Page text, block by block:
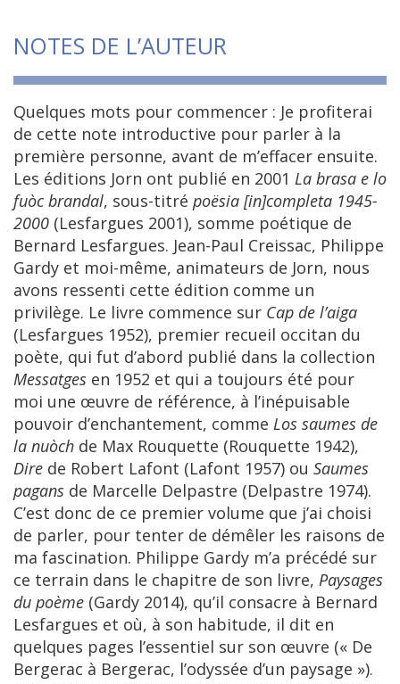
NOTES DE L’AUTEUR
Quelques mots pour commencer : Je profiterai
de cette note introductive pour parler à la
première personne, avant de m’effacer ensuite.
Les éditions Jorn ont publié en 2001 La brasa e lo
fuòc brandal, sous-titré poësia [in]completa 1945-
2000 (Lesfargues 2001), somme poétique de
Bernard Lesfargues. Jean-Paul Creissac, Philippe
Gardy et moi-même, animateurs de Jorn, nous
avons ressenti cette édition comme un
privilège. Le livre commence sur Cap de l’aiga
(Lesfargues 1952), premier recueil occitan du
poète, qui fut d’abord publié dans la collection
Messatges en 1952 et qui a toujours été pour
moi une œuvre de référence, à l’inépuisable
pouvoir d’enchantement, comme Los saumes de
la nuòch de Max Rouquette (Rouquette 1942),
Dire de Robert Lafont (Lafont 1957) ou Saumes
pagans de Marcelle Delpastre (Delpastre 1974).
C’est donc de ce premier volume que j’ai choisi
de parler, pour tenter de démêler les raisons de
ma fascination. Philippe Gardy m’a précédé sur
ce terrain dans le chapitre de son livre, Paysages
du poème (Gardy 2014), qu’il consacre à Bernard
Lesfargues et où, à son habitude, il dit en
quelques pages l’essentiel sur son œuvre (« De
Bergerac à Bergerac, l’odyssée d’un paysage »).